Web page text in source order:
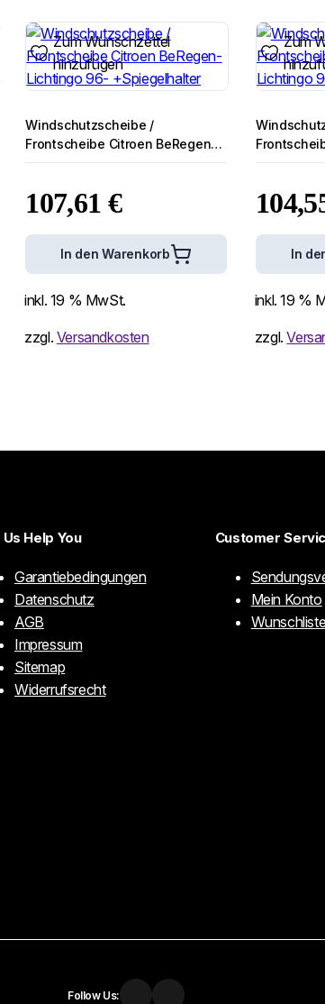
Zum Wunschzettel
hinzufügen
Windschutzscheibe /
Frontscheibe Citroen BeRegen-
Lichtingo 96- +Spiegelhalter
107,61 €
In den Warenkorb
inkl. 19 % MwSt.
zzgl. Versandkosten
Zum
Lichtingo
In
inkl. 19 %
zzgl.
Help You
Garantiebedingungen
Datenschutz
AGB
Impressum
Sitemap
Widerrufsrecht
Customer
Mein Konto
Follow Us: